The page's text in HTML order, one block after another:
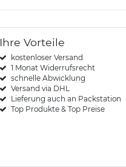
Ihre Vorteile
kostenloser Versand
1 Monat Widerrufsrecht
schnelle Abwicklung
Versand via DHL
Lieferung auch an Packstation
Top Produkte & Top Preise